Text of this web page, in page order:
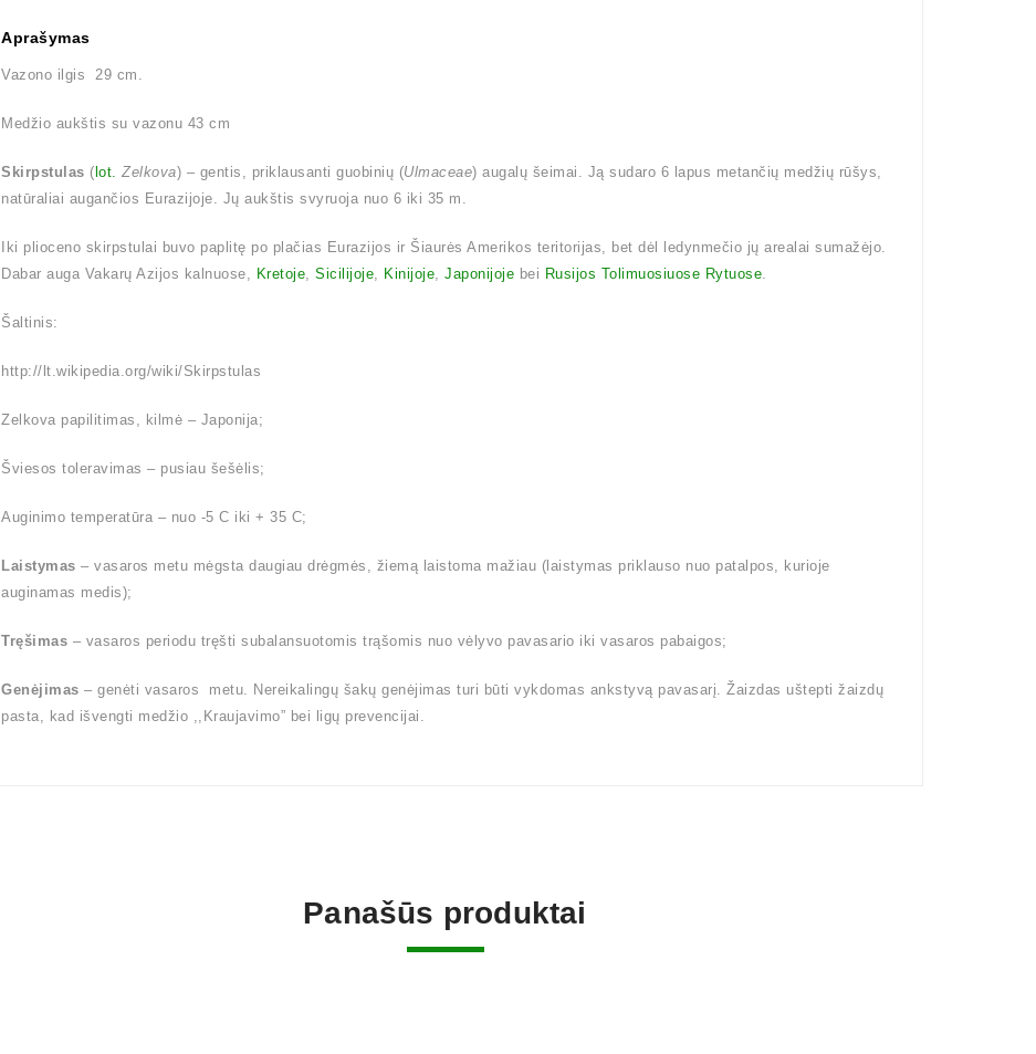
Aprašymas
Vazono ilgis 29 cm.
Medžio aukštis su vazonu 43 cm
Skirpstulas ( lot. Zelkova) – gentis, priklausanti guobinių (Ulmaceae) augalų šeimai. Ją sudaro 6 lapus metančių medžių rūšys,
natūraliai augančios Eurazijoje. Jų aukštis svyruoja nuo 6 iki 35 m.
Iki plioceno skirpstulai buvo paplitę po plačias Eurazijos ir Šiaurės Amerikos teritorijas, bet dėl ledynmečio jų arealai sumažėjo.
Dabar auga Vakarų Azijos kalnuose, Kretoje, Sicilijoje, Kinijoje, Japonijoje bei Rusijos Tolimuosiuose Rytuose.
Šaltinis:
http://lt.wikipedia.org/wiki/Skirpstulas
Zelkova papilitimas, kilmė – Japonija;
Šviesos toleravimas – pusiau šešėlis;
Auginimo temperatūra – nuo -5 C iki + 35 C;
Laistymas – vasaros metu mėgsta daugiau drėgmės, žiemą laistoma mažiau (laistymas priklauso nuo patalpos, kurioje
auginamas medis);
Tręšimas – vasaros periodu tręšti subalansuotomis trąšomis nuo vėlyvo pavasario iki vasaros pabaigos;
Genėjimas – genėti vasaros metu. Nereikalingų šakų genėjimas turi būti vykdomas ankstyvą pavasarį. Žaizdas uštepti žaizdų
pasta, kad išvengti medžio ,,Kraujavimo” bei ligų prevencijai.
Panašūs produktai